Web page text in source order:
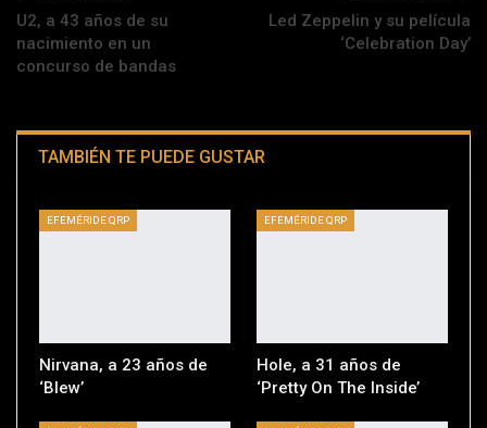
U2, a 43 años de su
nacimiento en un
concurso de bandas
Led Zeppelin y su película
‘Celebration Day’
TAMBIÉN TE PUEDE GUSTAR
EFEMÉRIDE QRP
Nirvana, a 23 años de
‘Blew’
EFEMÉRIDE QRP
Hole, a 31 años de
‘Pretty On The Inside’